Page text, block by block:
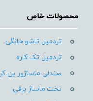
محصولات خاص
تردمیل تاشو خانگی
تردمیل تک کاره
صندلی ماساژور بن کر
تخت ماساژ برقی